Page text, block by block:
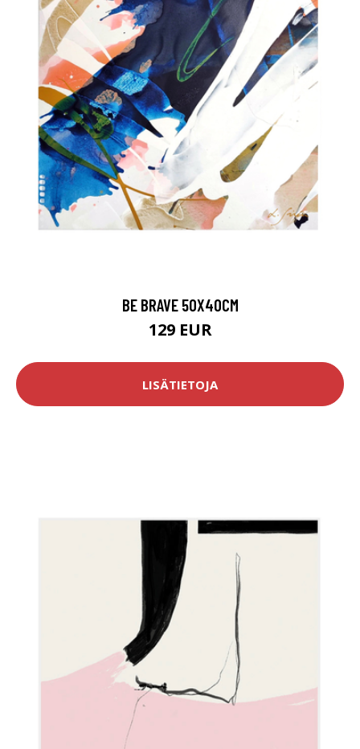
BE BRAVE 50X40CM
129 EUR
LISÄTIETOJA